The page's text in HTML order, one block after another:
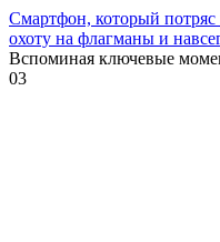
Смартфон, который потряс
охоту на флагманы и
Вспоминая ключевые
03